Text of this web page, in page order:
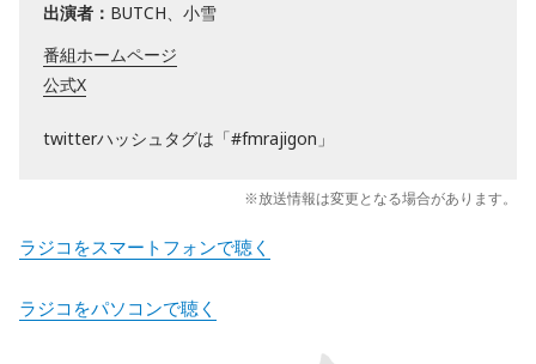
出演者： BUTCH、小雪
番組ホームページ
公式X
twitterハッシュタグは「#fmrajigon」
※放送情報は変更となる場合があります。
ラジコをスマートフォンで聴く
ラジコをパソコンで聴く